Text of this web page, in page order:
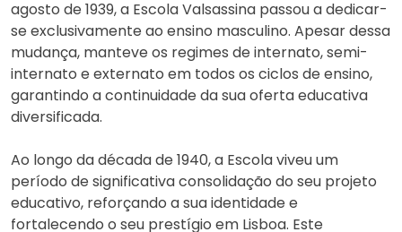
agosto de 1939, a Escola Valsassina passou a dedicar-
se exclusivamente ao ensino masculino. Apesar dessa
mudança, manteve os regimes de internato, semi-
internato e externato em todos os ciclos de ensino,
garantindo a continuidade da sua oferta educativa
diversificada.
Ao longo da década de 1940, a Escola viveu um
período de significativa consolidação do seu projeto
educativo, reforçando a sua identidade e
fortalecendo o seu prestígio em Lisboa. Este